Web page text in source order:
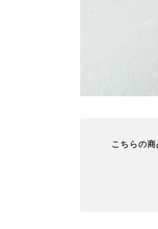
こちらの